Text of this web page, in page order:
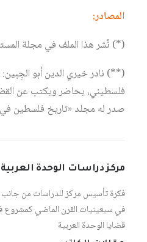
المصادر:
(*) نُشر هذا الملف في مجلة المستقبل
(**) نادر خيري الدين أبو
فلسطيني، يحاضر ويكتب عن
صدر له مجلد «تاريخ فلسطين في
مركز دراسات الوحدة العربية
فكرة تأسيس مركز للدراسات من جانب
في سبعينيات القرن الماضي
قضايا الوحدة العربية